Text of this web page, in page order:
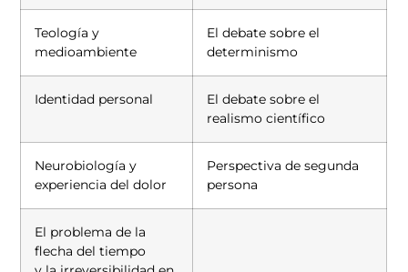
Teología y
medioambiente
El debate sobre el
determinismo
Identidad personal
El debate sobre el
realismo científico
Neurobiología y
experiencia del dolor
Perspectiva de segunda
persona
El problema de la
flecha del tiempo